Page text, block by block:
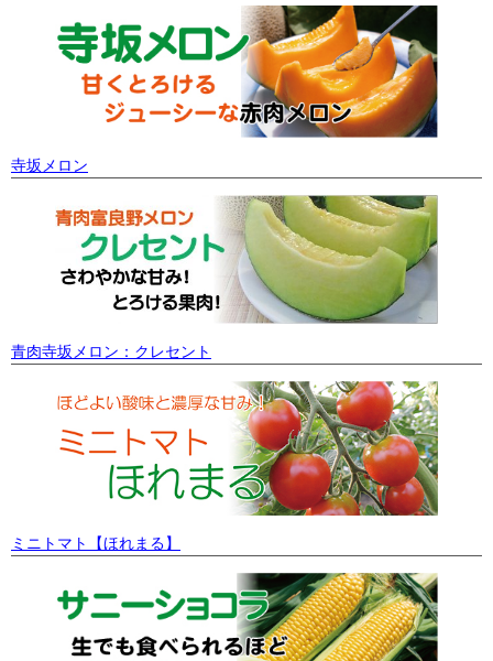
寺坂メロン
青肉寺坂メロン：クレセント
ミニトマト【ほれまる】